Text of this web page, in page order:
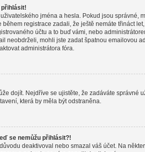
přihlásit!
jména a hesla. Pokud jsou
během registrace zadali, že ještě nemáte třináct
účtu a to buď vámi, nebo
neobdrželi, mohli jste zadat špatnou emailovou
administrátora fóra.
dojít. Nejdříve se ujistěte, že zadáváte
která by měla být odstraněna.
se nemůžu přihlásit?!
deaktivoval nebo smazal váš účet. Na